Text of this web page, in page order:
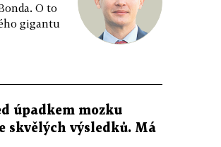
O to
gigantu
úpadkem mozku
skvělých výsledků. Má